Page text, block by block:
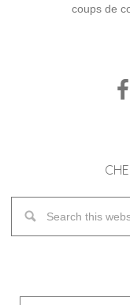
coups de